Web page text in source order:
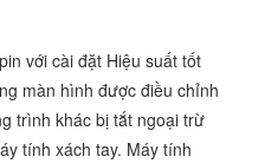
với cài đặt Hiệu suất tốt
màn hình được điều chỉnh
trình khác bị tắt ngoại trừ
tính xách tay. Máy tính